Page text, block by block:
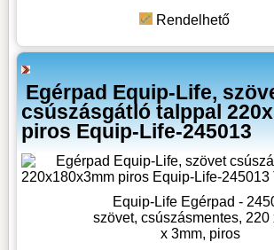
Rendelhető
Egérpad Equip-Life,
csúszásgátló talppal
piros Equip-Life-245013
Equip-Life Egérpad -
szövet, csúszásmentes, 220
x 3mm, piros